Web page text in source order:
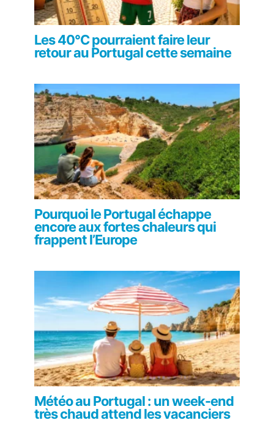
Les 40°C pourraient faire leur
retour au Portugal cette semaine
Pourquoi le Portugal échappe
encore aux fortes chaleurs qui
frappent l’Europe
Météo au Portugal : un week-end
très chaud attend les vacanciers